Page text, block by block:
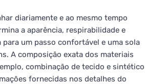
diariamente e ao mesmo tempo
a aparência, respirabilidade e
um passo confortável e uma sola
A composição exata dos materiais
combinação de tecido e sintético
fornecidas nos detalhes do